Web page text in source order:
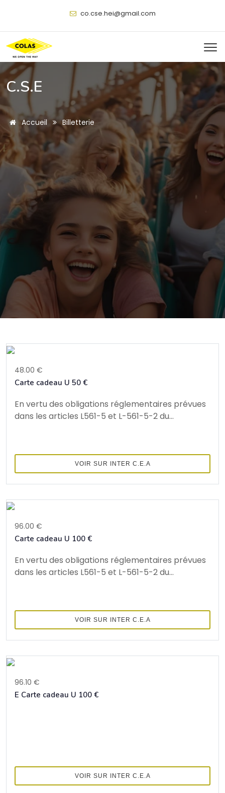
@
C.S.E
Accueil Billetterie
48.00 €
Carte cadeau U 50 €
En vertu des obligations réglementaires prévues
dans les articles L561-5 et L-561-5-2 du...
VOIR SUR INTER C.E.A
96.00 €
Carte cadeau U 100 €
En vertu des obligations réglementaires prévues
dans les articles L561-5 et L-561-5-2 du...
VOIR SUR INTER C.E.A
96.10 €
E Carte cadeau U 100 €
VOIR SUR INTER C.E.A